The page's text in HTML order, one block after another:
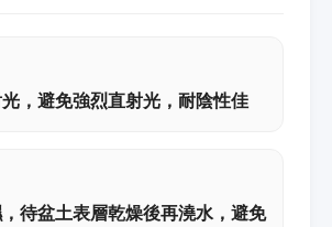
，避免強烈直射光，耐陰性佳
待盆土表層乾燥後再澆水，避免